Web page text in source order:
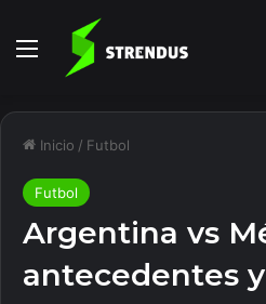
Menú
Inicio / Futbol
Futbol
Argentina vs
antecedentes